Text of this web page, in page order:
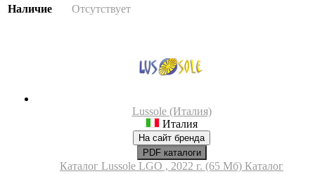
Наличие
Отсутствует
Lussole (Италия)
Италия
На сайт бренда
PDF каталоги
Каталог Lussole LGO , 2022 г. (65 Мб) Каталог